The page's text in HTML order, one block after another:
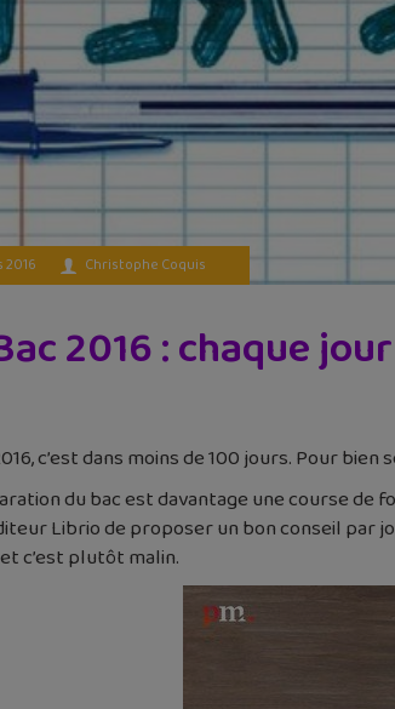
2016 Christophe Coquis
2016 : chaque
c’est dans moins de 100 jours. Pour
du bac est davantage une course de
Librio de proposer un bon conseil par
c’est plutôt malin.